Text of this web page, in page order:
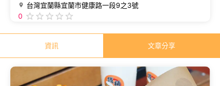
台灣宜蘭縣宜蘭市健康路一段9之3號
0
資訊 文章分享